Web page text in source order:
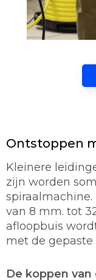
Ontstoppen
Kleinere
zijn worden
van 8 mm. tot
afloopbuis
met de
De koppen van